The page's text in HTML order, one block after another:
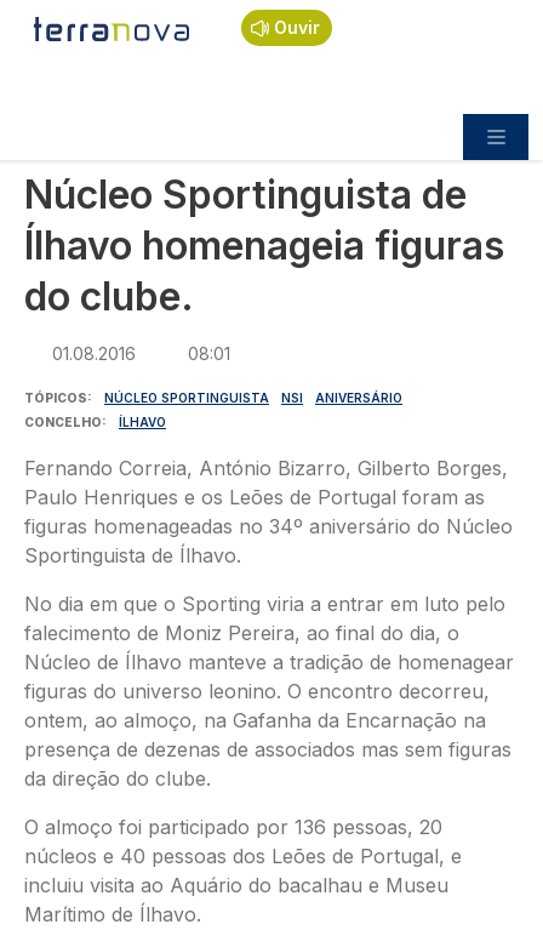
Passar para o conteúdo principal
Ouvir
Navegação estrutural
Início
Desporto
Núcleo Sportinguista de Ílhavo homenageia
Núcleo Sportinguista de
Ílhavo homenageia figuras
do clube.
01.08.2016 08:01
TÓPICOS NÚCLEO SPORTINGUISTA NSI
ANIVERSÁRIO
CONCELHO
ÍLHAVO
Fernando Correia, António Bizarro, Gilberto Borges,
Paulo Henriques e os Leões de Portugal foram as
figuras homenageadas no 34º aniversário do Núcleo
Sportinguista de Ílhavo.
No dia em que o Sporting viria a entrar em luto pelo
falecimento de Moniz Pereira, ao final do dia, o
Núcleo de Ílhavo manteve a tradição de homenagear
figuras do universo leonino. O encontro decorreu,
ontem, ao almoço, na Gafanha da Encarnação na
presença de dezenas de associados mas sem figuras
da direção do clube.
O almoço foi participado por 136 pessoas, 20
núcleos e 40 pessoas dos Leões de Portugal, e
incluiu visita ao Aquário do bacalhau e Museu
Marítimo de Ílhavo.